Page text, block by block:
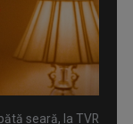
seară, la TVR